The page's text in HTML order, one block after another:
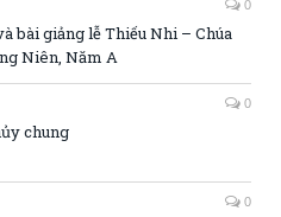
0
bài giảng lễ Thiếu Nhi – Chúa
Niên, Năm A
0
chung
0